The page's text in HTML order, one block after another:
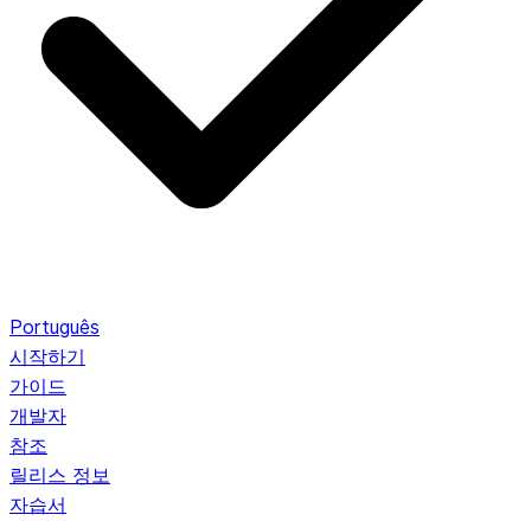
Português
시작하기
가이드
개발자
참조
릴리스 정보
자습서